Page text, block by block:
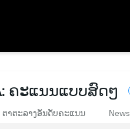
ຄະແນນແບບສົດໆ
ຕາຕະລາງອັນດັບຄະແນນ News